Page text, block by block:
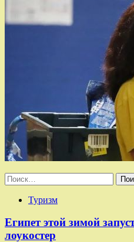
Найти:
Туризм
Египет этой зимой
лоукостер